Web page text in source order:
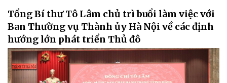
Tổng Bí thư Tô Lâm chủ trì buổi làm việc với
Ban Thường vụ Thành ủy Hà Nội về các định
hướng lớn phát triển Thủ đô